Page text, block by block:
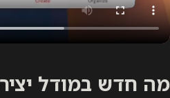
מה חדש במודל